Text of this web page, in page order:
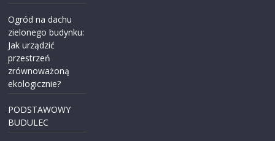
Ogród na dachu
zielonego budynku:
Jak urządzić
przestrzeń
zrównoważoną
ekologicznie?
PODSTAWOWY
BUDULEC